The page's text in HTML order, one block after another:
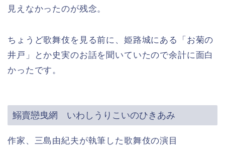
見えなかったのが残念。
ちょうど歌舞伎を見る前に、姫路城にある「お菊の
井戸」とか史実のお話を聞いていたので余計に面白
かったです。
鰯賣戀曳網 いわしうりこいのひきあみ
作家、三島由紀夫が執筆した歌舞伎の演目